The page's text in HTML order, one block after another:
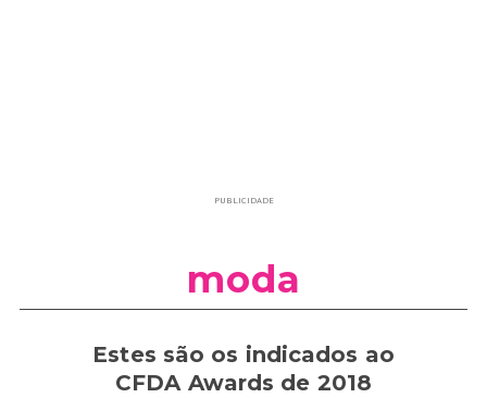
PUBLICIDADE
moda
Estes são os indicados ao
CFDA Awards de 2018